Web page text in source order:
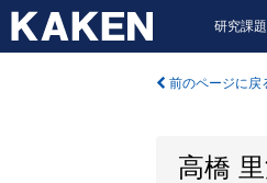
研究課
前のページに戻
高橋